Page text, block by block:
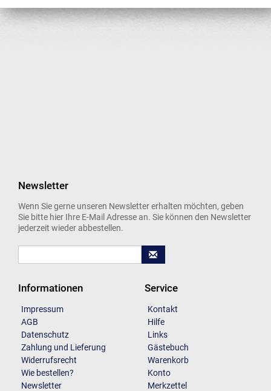
Newsletter
Wenn Sie gerne unseren Newsletter erhalten möchten, geben
Sie bitte hier Ihre E-Mail Adresse an. Sie können den Newsletter
jederzeit wieder abbestellen.
Informationen
Impressum
AGB
Datenschutz
Zahlung und Lieferung
Widerrufsrecht
Wie bestellen?
Newsletter
Service
Kontakt
Hilfe
Links
Gästebuch
Warenkorb
Konto
Merkzettel